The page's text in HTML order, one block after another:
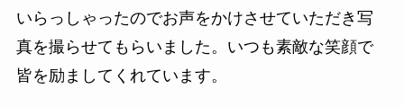
いらっしゃったのでお声をかけさせていただき写
真を撮らせてもらいました。いつも素敵な笑顔で
皆を励ましてくれています。